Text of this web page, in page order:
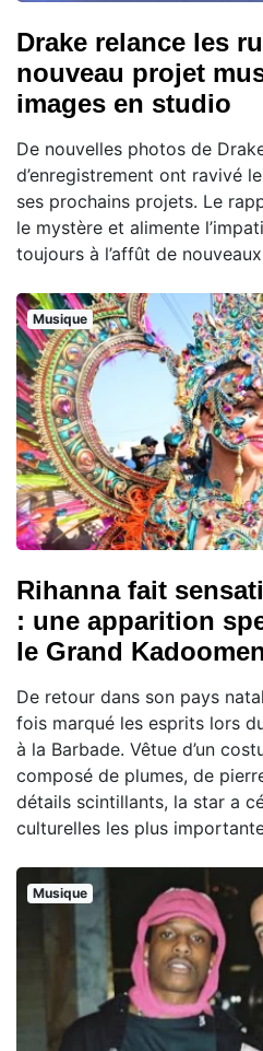
Drake relance les
nouveau projet
images en studio
De nouvelles photos de
d’enregistrement ont ravivé
ses prochains projets. Le
le mystère et alimente
toujours à l’affût de
Musique
Rihanna fait
: une apparition
le Grand
De retour dans son pays
fois marqué les esprits lors
à la Barbade. Vêtue d’un
composé de plumes, de
détails scintillants, la star a
culturelles les plus
Musique